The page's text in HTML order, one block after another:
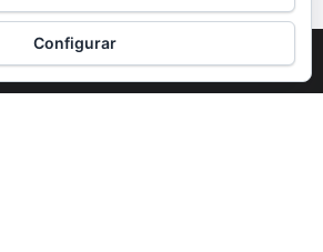
aWordPress |Tema:Envo Magazine
Configurar